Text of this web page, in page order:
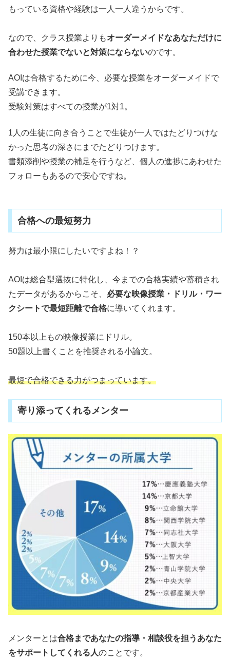
もっている資格や経験は一人一人違うからです。
なので、クラス授業よりもオーダーメイドなあなただけに
合わせた授業でないと対策にならないのです。
AOIは合格するために今、必要な授業をオーダーメイドで
受講できます。
受験対策はすべての授業が1対1。
1人の生徒に向き合うことで生徒が一人ではたどりつけな
かった思考の深さにまでたどりつけます。
書類添削や授業の補足を行うなど、個人の進捗にあわせた
フォローもあるので安心ですね。
合格への最短努力
努力は最小限にしたいですよね！？
AOIは総合型選抜に特化し、今までの合格実績や蓄積され
たデータがあるからこそ、 必要な映像授業・ドリル・ワー
クシートで最短距離で合格に導いてくれます。
150本以上もの映像授業にドリル。
50題以上書くことを推奨される小論文。
最短で合格できる力がつまっています。
寄り添ってくれるメンター
メンターとは合格まであなたの指導・相談役を担うあなた
をサポートしてくれる人のことです。